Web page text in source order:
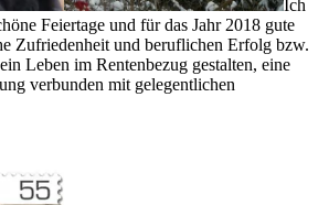
Ich
Feiertage und für das Jahr 2018 gute
Zufriedenheit und beruflichen Erfolg bzw.
Leben im Rentenbezug gestalten, eine
verbunden mit gelegentlichen